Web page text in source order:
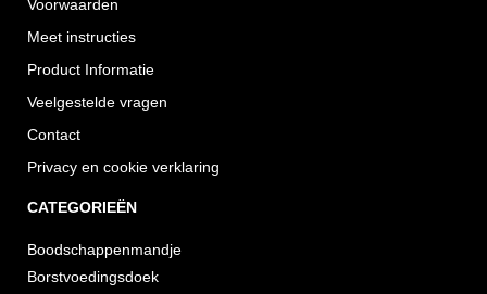
Voorwaarden
Meet instructies
Product Informatie
Veelgestelde vragen
Contact
Privacy en cookie verklaring
CATEGORIEËN
Boodschappenmandje
Borstvoedingsdoek